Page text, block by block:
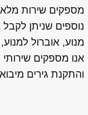
מספקים שירות מלא
נוספים שניתן
מנוע, אוברול
והתקנת גירים